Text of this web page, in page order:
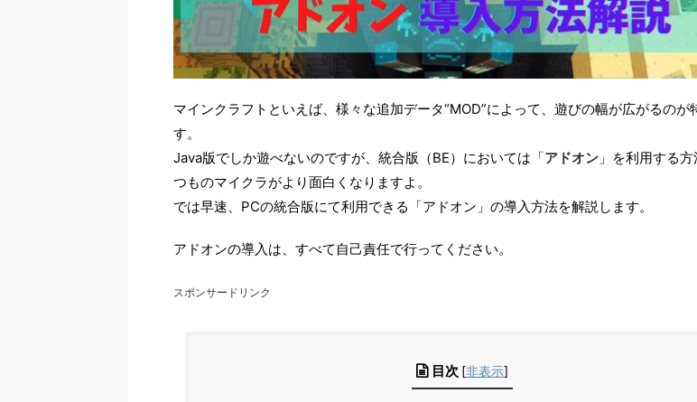
マインクラフトといえば、様々な追加データ“MOD”によって、遊びの幅が広がるのが
す。
Java版でしか遊べないのですが、統合版（BE）においては「アドオン 」を利用する
つものマイクラがより面白くなりますよ。
では早速、PCの統合版にて利用できる「アドオン」の導入方法を解説します。
アドオンの導入は、すべて自己責任で行ってください。
スポンサードリンク
目次 [非表示]